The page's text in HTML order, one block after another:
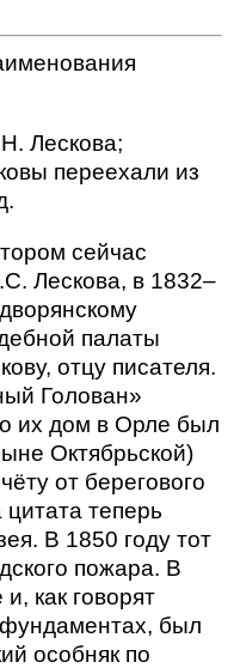
Лескова;
переехали из
сейчас
Лескова, в 1832–
палаты
отцу писателя.
Голован»
их дом в Орле был
Октябрьской)
от берегового
теперь
В 1850 году тот
пожара. В
как говорят
фундаментах, был
особняк по